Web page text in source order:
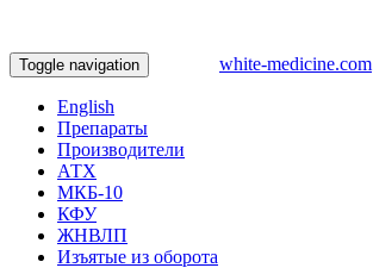
Toggle navigation white-medicine.com
English
Препараты
Производители
АТХ
МКБ-10
КФУ
ЖНВЛП
Изъятые из оборота